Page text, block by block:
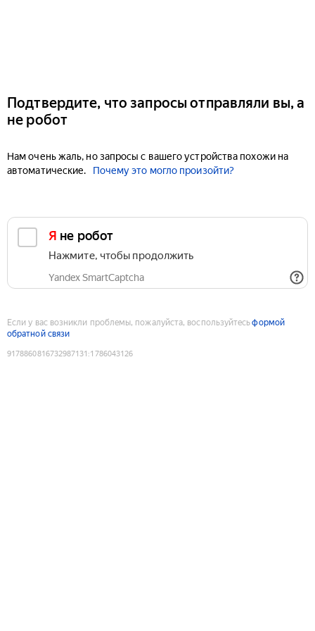
Подтвердите, что запросы отправляли вы, а
не робот
Нам очень жаль, но запросы с вашего устройства похожи на
автоматические.
Почему это могло произойти?
Я не робот
Нажмите, чтобы продолжить
Yandex SmartCaptcha
Если у вас возникли проблемы, пожалуйста, воспользуйтесьформой
обратной связи
9178860816732987131 :1786043126